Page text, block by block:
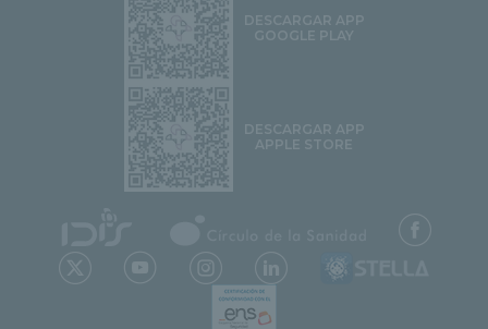
DESCARGAR APP
GOOGLE PLAY
DESCARGAR APP
APPLE STORE